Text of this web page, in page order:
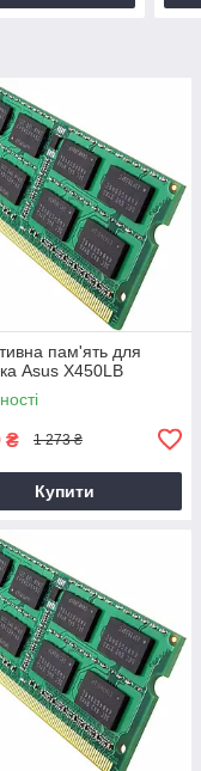
пам'ять для
Asus X450LB
₴ 1 273 ₴
Купити